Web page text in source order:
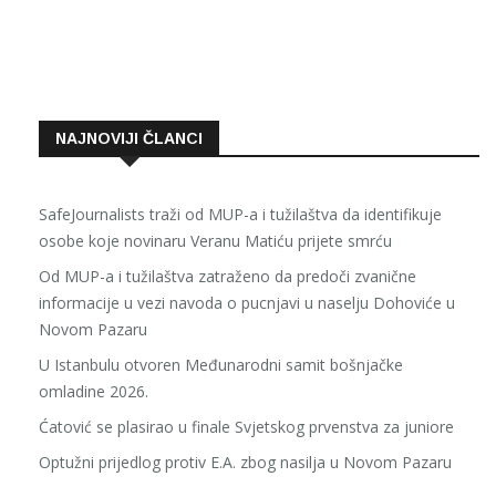
NAJNOVIJI ČLANCI
SafeJournalists traži od MUP-a i tužilaštva da identifikuje
osobe koje novinaru Veranu Matiću prijete smrću
Od MUP-a i tužilaštva zatraženo da predoči zvanične
informacije u vezi navoda o pucnjavi u naselju Dohoviće u
Novom Pazaru
U Istanbulu otvoren Međunarodni samit bošnjačke
omladine 2026.
Ćatović se plasirao u finale Svjetskog prvenstva za juniore
Optužni prijedlog protiv E.A. zbog nasilja u Novom Pazaru